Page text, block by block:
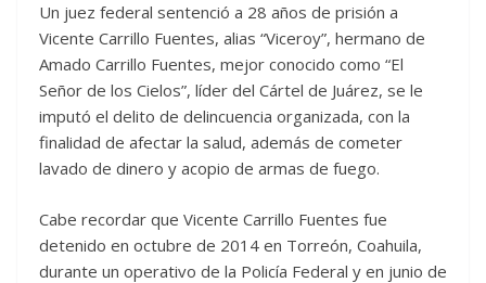
Un juez federal sentenció a 28 años de prisión a
Vicente Carrillo Fuentes, alias “Viceroy”, hermano de
Amado Carrillo Fuentes, mejor conocido como “El
Señor de los Cielos”, líder del Cártel de Juárez, se le
imputó el delito de delincuencia organizada, con la
finalidad de afectar la salud, además de cometer
lavado de dinero y acopio de armas de fuego.
Cabe recordar que Vicente Carrillo Fuentes fue
detenido en octubre de 2014 en Torreón, Coahuila,
durante un operativo de la Policía Federal y en junio de